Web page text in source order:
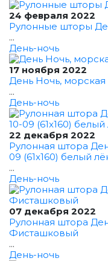
24 февраля 2022
Рулонные шторы
...
День-ночь
17 ноября 2022
День Ночь, морская
...
День-ночь
22 декабря 2022
Рулонная штора
09 (61x160) белый
...
День-ночь
07 декабря 2022
Рулонная штора
Фисташковый
...
День-ночь